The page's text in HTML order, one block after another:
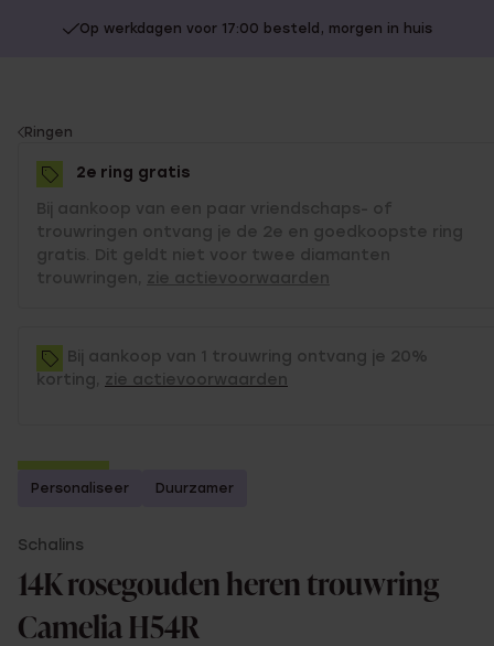
Op werkdagen voor 17:00 besteld, morgen in huis
You
are
here:
Ringen
2e ring gratis
Bij aankoop van een paar vriendschaps- of
trouwringen ontvang je de 2e en goedkoopste ring
gratis. Dit geldt niet voor twee diamanten
trouwringen, zie actievoorwaarden
Bij aankoop van 1 trouwring ontvang je 20%
korting, zie actievoorwaarden
2e gratis
Personaliseer Duurzamer
Schalins
14K rosegouden heren trouwring
Camelia H54R